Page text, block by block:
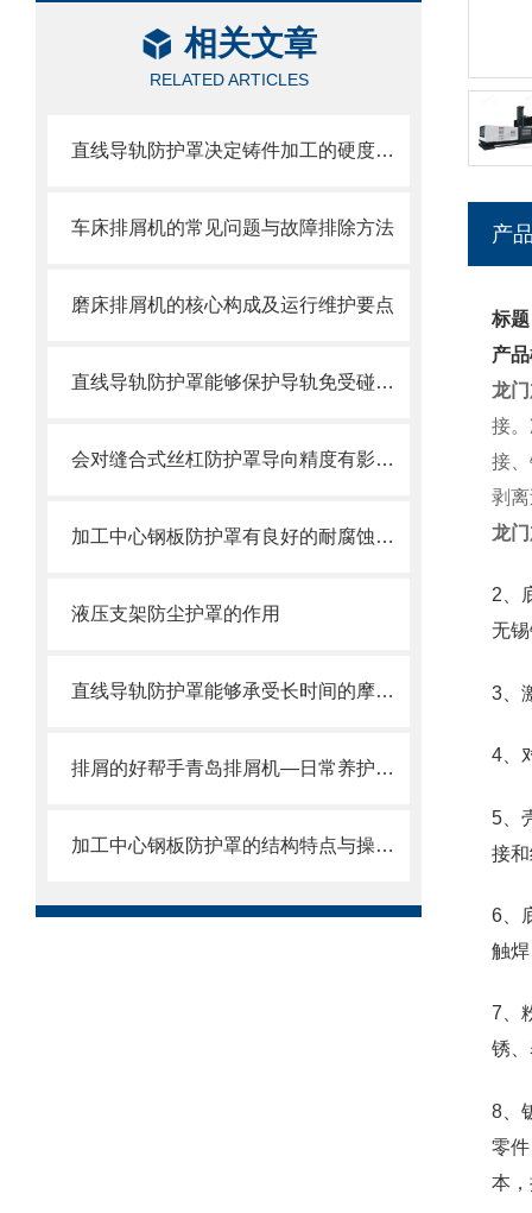
相关文章
RELATED ARTICLES
直线导轨防护罩决定铸件加工的硬度值指标
车床排屑机的常见问题与故障排除方法
磨床排屑机的核心构成及运行维护要点
直线导轨防护罩能够保护导轨免受碰撞和磨损
会对缝合式丝杠防护罩导向精度有影响的因素都有哪些？
加工中心钢板防护罩有良好的耐腐蚀性，能在各种环境下长时间使用
液压支架防尘护罩的作用
直线导轨防护罩能够承受长时间的摩擦和冲击
排屑的好帮手青岛排屑机—日常养护方式
加工中心钢板防护罩的结构特点与操作维护方式
产
标
产
龙
接
接
剥
龙
2、
无
3、
4、
5、
接
6、
触
7、
锈
8、
零
本